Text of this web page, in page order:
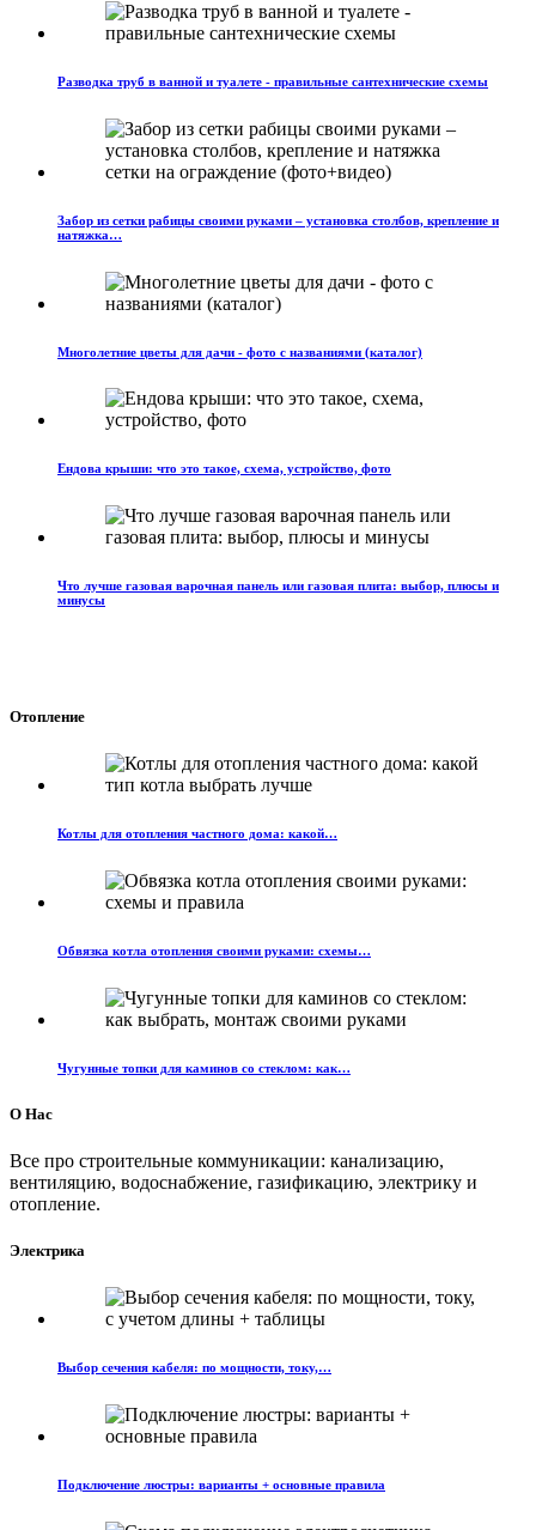
Разводка труб в ванной и туалете - правильные сантехнические схемы
Забор из сетки рабицы своими руками – установка столбов, крепление и
натяжка…
Многолетние цветы для дачи - фото с названиями (каталог)
Ендова крыши: что это такое, схема, устройство, фото
Что лучше газовая варочная панель или газовая плита: выбор, плюсы и
минусы
Отопление
Котлы для отопления частного дома: какой…
Обвязка котла отопления своими руками: схемы…
Чугунные топки для каминов со стеклом: как…
О Нас
Все про строительные коммуникации: канализацию,
вентиляцию, водоснабжение, газификацию, электрику и
отопление.
Электрика
Выбор сечения кабеля: по мощности, току,…
Подключение люстры: варианты + основные правила